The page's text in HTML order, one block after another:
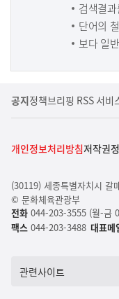
검색결
단어의
보다 일
공지정책브리핑 RSS 서비
개인정보처리방침저작권
(30119) 세종특별자치시 갈
© 문화체육관광부
전화 044-203-3555 (월-금
팩스 044-203-3488 대표메
관련사이트